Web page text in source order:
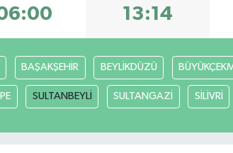
13:14
BAŞAKŞEHİR BEYLİKDÜZÜ
SULTANBEYLİ SULTANGAZİ SİLİVRİ